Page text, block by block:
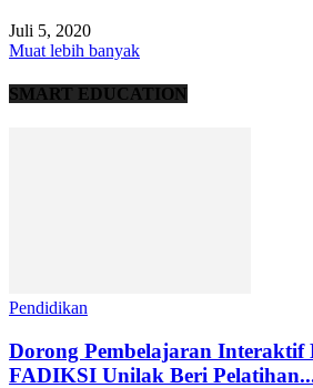
Juli 5, 2020
Muat lebih banyak
SMART EDUCATION
Pendidikan
Dorong Pembelajaran Interaktif
FADIKSI Unilak Beri